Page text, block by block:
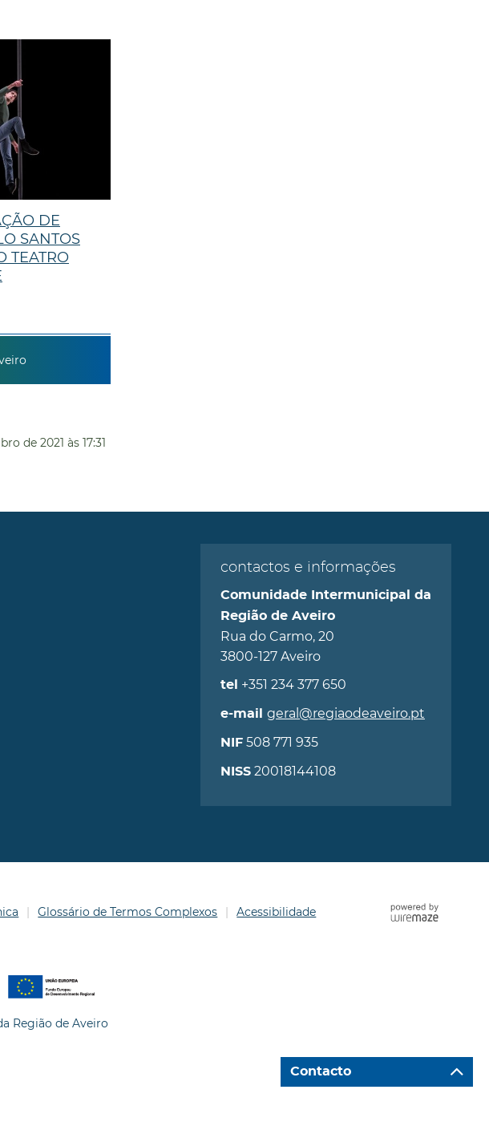
DE
SANTOS
TEATRO
de 2021 às 17:31
contactos e informações
Comunidade Intermunicipal da
Região de Aveiro
Rua do Carmo, 20
3800-127 Aveiro
tel +351 234 377 650
e-mail geral@regiaodeaveiro.pt
NIF508 771 935
NISS20018144108
Glossário de Termos Complexos Acessibilidade
Região de Aveiro
Contacto